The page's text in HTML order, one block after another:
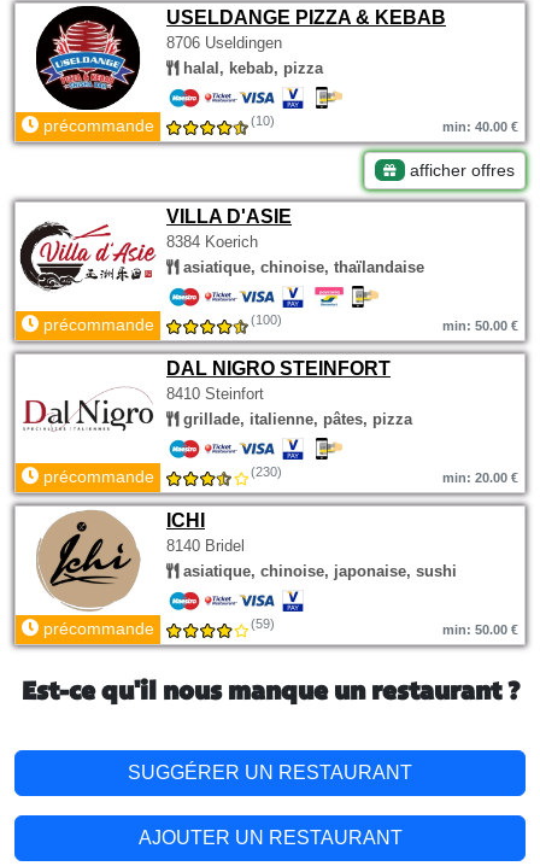
USELDANGE PIZZA & KEBAB
8706 Useldingen
halal, kebab, pizza
précommande (10) min: 40.00 €
afficher offres
VILLA D'ASIE
8384 Koerich
asiatique, chinoise, thaïlandaise
précommande (100) min: 50.00 €
DAL NIGRO STEINFORT
8410 Steinfort
grillade, italienne, pâtes, pizza
précommande (230) min: 20.00 €
ICHI
8140 Bridel
asiatique, chinoise, japonaise, sushi
précommande (59) min: 50.00 €
Est-ce qu'il nous manque un restaurant ?
SUGGÉRER UN RESTAURANT
AJOUTER UN RESTAURANT